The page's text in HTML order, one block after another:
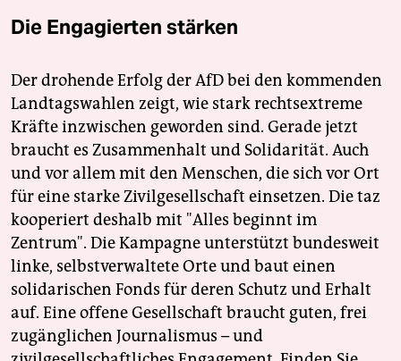
Die Engagierten stärken
Der drohende Erfolg der AfD bei den kommenden
Landtagswahlen zeigt, wie stark rechtsextreme
Kräfte inzwischen geworden sind. Gerade jetzt
braucht es Zusammenhalt und Solidarität. Auch
und vor allem mit den Menschen, die sich vor Ort
für eine starke Zivilgesellschaft einsetzen. Die taz
kooperiert deshalb mit "Alles beginnt im
Zentrum". Die Kampagne unterstützt bundesweit
linke, selbstverwaltete Orte und baut einen
solidarischen Fonds für deren Schutz und Erhalt
auf. Eine offene Gesellschaft braucht guten, frei
zugänglichen Journalismus – und